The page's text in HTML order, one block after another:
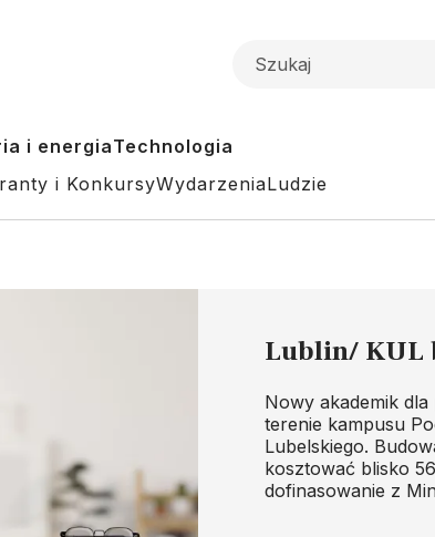
i energiaTechnologia
i KonkursyWydarzeniaLudzie
Lublin/ KUL
Nowy akademik
terenie kampusu
Lubelskiego.
kosztować blisko
dofinasowanie z